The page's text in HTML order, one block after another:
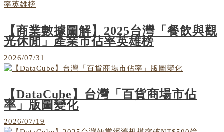
【商業數據圖解】2025台灣「餐飲與觀
光休閒」產業市佔率英雄榜
2026/07/31
【DataCube】台灣「百貨商場市佔
率」版圖變化
2026/07/19